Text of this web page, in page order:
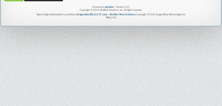
Powered by vBulletin® Version 4.2.5
Copyright © 2026 vBulletin Solutions, Inc. All rights reserved.
Search Engine Optimisation provided by DragonByte SEO v2.0.39 (Lite)- vBulletin Mods & AddonsCopyright © 2026 DragonByte Technologies Ltd.
Nizip.Com